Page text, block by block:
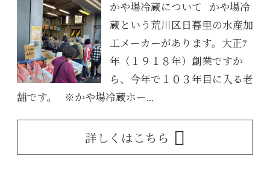
かや場冷蔵について かや場冷
蔵という荒川区日暮里の水産加
工メーカーがあります。大正7
年（１９１８年）創業ですか
ら、今年で１０３年目に入る老
舗です。 ※かや場冷蔵ホー...
詳しくはこちら